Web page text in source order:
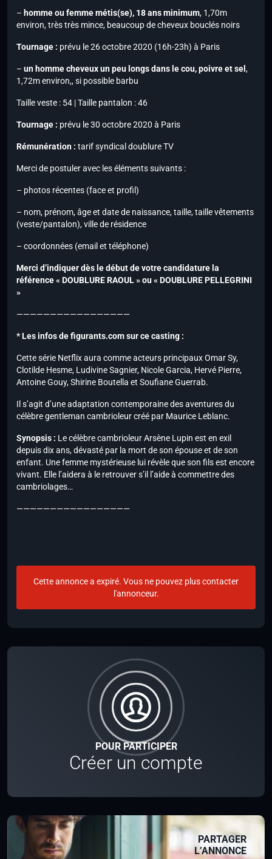
POUR PARTICIPER
Créer un compte
PARTAGER
L’ANNONCE
– homme ou femme métis(se), 18 ans minimum, 1,70m
environ, très très mince, beaucoup de cheveux bouclés noirs
Tournage : prévu le 26 octobre 2020 (16h-23h) à Paris
– un homme cheveux un peu longs dans le cou, poivre et sel ,
1,72m environ,, si possible barbu
Taille veste : 54 | Taille pantalon : 46
Tournage : prévu le 30 octobre 2020 à Paris
Rémunération : tarif syndical doublure TV
Merci de postuler avec les éléments suivants :
– photos récentes (face et profil)
– nom, prénom, âge et date de naissance, taille, taille vêtements
(veste/pantalon), ville de résidence
– coordonnées (email et téléphone)
Merci d’indiquer dès le début de votre candidature la
référence « DOUBLURE RAOUL » ou « DOUBLURE PELLEGRINI
»
—————————————————
* Les infos de figurants.com sur ce casting :
Cette série Netflix aura comme acteurs principaux Omar Sy,
Clotilde Hesme, Ludivine Sagnier, Nicole Garcia, Hervé Pierre,
Antoine Gouy, Shirine Boutella et Soufiane Guerrab.
Il s’agit d’une adaptation contemporaine des aventures du
célèbre gentleman cambrioleur créé par Maurice Leblanc.
Synopsis : Le célèbre cambrioleur Arsène Lupin est en exil
depuis dix ans, dévasté par la mort de son épouse et de son
enfant. Une femme mystérieuse lui révèle que son fils est encore
vivant. Elle l’aidera à le retrouver s’il l’aide à commettre des
cambriolages…
—————————————————
Cette annonce a expiré. Vous ne pouvez plus contacter
l'annonceur.